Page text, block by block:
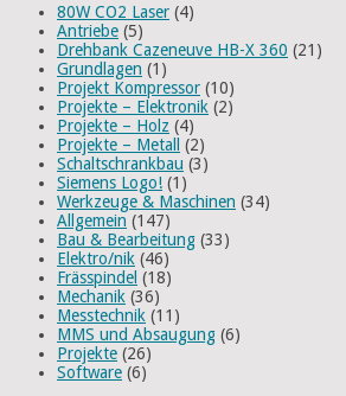
80W CO2 Laser (4)
Antriebe (5)
Drehbank Cazeneuve HB-X 360 (21)
Grundlagen (1)
Projekt Kompressor (10)
Projekte – Elektronik (2)
Projekte – Holz (4)
Projekte – Metall
(2)
Schaltschrankbau (3)
Siemens Logo! (1)
Werkzeuge & Maschinen (34)
Allgemein (147)
Bau & Bearbeitung (33)
Elektro/nik (46)
Frässpindel (18)
Mechanik (36)
Messtechnik (11)
MMS und Absaugung (6)
Projekte (26)
Software (6)